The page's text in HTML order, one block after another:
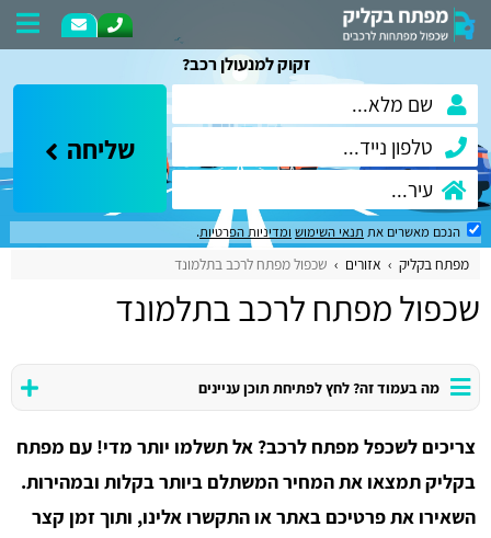
זקוק למנעולן רכב?
שליחה
הנכם מאשרים את תנאי השימוש ומדיניות הפרטיות.
מפתח בקליק אזורים שכפול מפתח לרכב בתלמונד
שכפול מפתח לרכב בתלמונד
מה בעמוד זה? לחץ לפתיחת תוכן עניינים
צריכים לשכפל מפתח לרכב? אל תשלמו יותר מדי! עם מפתח
בקליק תמצאו את המחיר המשתלם ביותר בקלות ובמהירות.
השאירו את פרטיכם באתר או התקשרו אלינו, ותוך זמן קצר